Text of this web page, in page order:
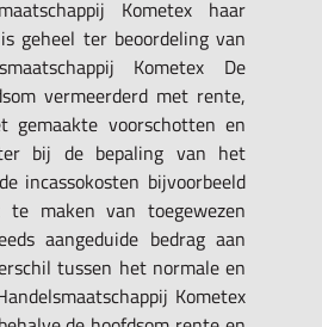
Kometex haar
geheel ter beoordeling van
Kometex De
vermeerderd met rente,
voorschotten en
bij de bepaling van het
incassokosten bijvoorbeeld
maken van toegewezen
aangeduide bedrag aan
tussen het normale en
Kometex